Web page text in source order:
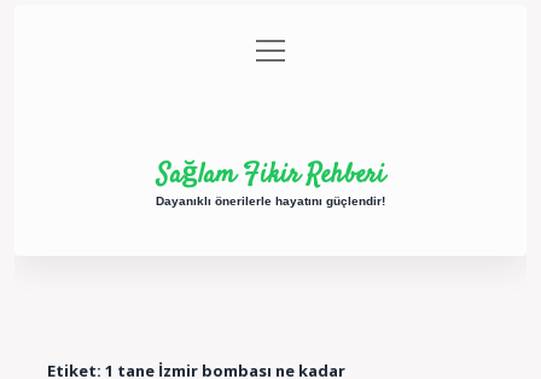
Gizlilik Politikası
menüyü
aç
Sağlam Fikir Rehberi
Dayanıklı önerilerle hayatını güçlendir!
Etiket: 1 tane İzmir bombası ne kadar